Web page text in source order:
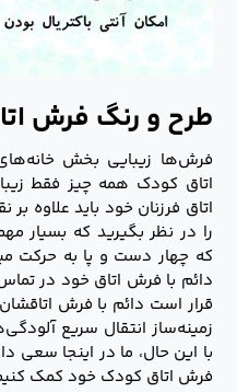
طرح و رنگ فرش
فرش‌ها زیبایی بخش
اتاق کودک همه چیز فقط
اتاق فرزنان خود باید علاوه
را در نظر بگیرید که بسیار
که چهار دست و پا به حرکت
دائم با فرش اتاق خود در
قرار است دائم با فرش
زمینه‌ساز انتقال سریع
با این حال، ما در اینجا سعی
فرش اتاق کودک خود کمک